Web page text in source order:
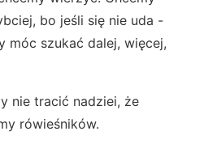
bo jeśli się nie uda -
móc szukać dalej, więcej,
nie tracić nadziei, że
rówieśników.